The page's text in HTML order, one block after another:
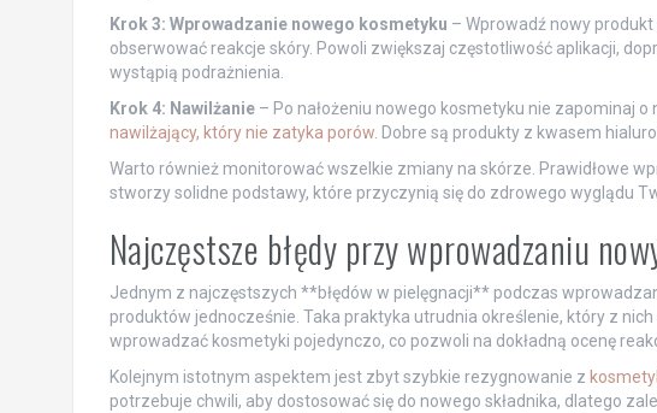
Krok 3: Wprowadzanie nowego kosmetyku – Wprowadź nowy
obserwować reakcje skóry. Powoli zwiększaj częstotliwość aplikacji,
wystąpią podrażnienia.
Krok 4: Nawilżanie– Po nałożeniu nowego kosmetyku nie zapominaj o
nawilżający, który nie zatyka porów. Dobre są produkty z kwasem
Warto również monitorować wszelkie zmiany na skórze. Prawidłowe
stworzy solidne podstawy, które przyczynią się do zdrowego wyglądu
Najczęstsze błędy przy wprowadzaniu
Jednym z najczęstszych **błędów w pielęgnacji** podczas
produktów jednocześnie. Taka praktyka utrudnia określenie, który z
wprowadzać kosmetyki pojedynczo, co pozwoli na dokładną ocenę
Kolejnym istotnym aspektem jest zbyt szybkie rezygnowanie z
potrzebuje chwili, aby dostosować się do nowego składnika, dlatego